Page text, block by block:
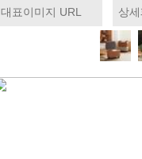
대표이미지 URL 상